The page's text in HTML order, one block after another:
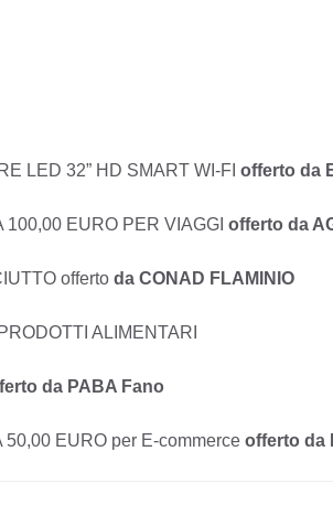
LED 32” HD SMART WI-FI offerto da
100,00 EURO PER VIAGGI offerto da
offerto da CONAD FLAMINIO
ALIMENTARI
da PABA Fano
50,00 EURO per E-commerce offerto da